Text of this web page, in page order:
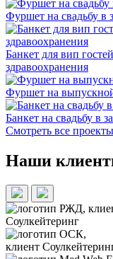
Фуршет на свадьбу в
Банкет для вип
здравоохранения
Фуршет на
Банкет на свадьбу в
Смотреть все проекты
Наши